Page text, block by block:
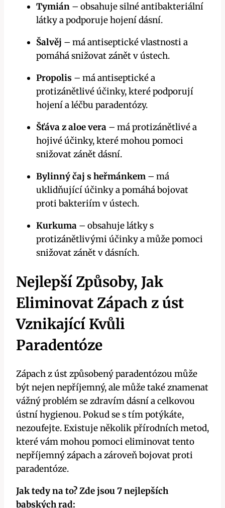
Tymián – obsahuje silné antibakteriální
látky a podporuje hojení dásní.
Šalvěj – má antiseptické vlastnosti a
pomáhá snižovat zánět v ústech.
Propolis – má antiseptické a
protizánětlivé účinky, které podporují
hojení a léčbu paradentózy.
Šťáva z aloe vera – má protizánětlivé a
hojivé účinky, které mohou pomoci
snižovat zánět dásní.
Bylinný čaj s heřmánkem – má
uklidňující účinky a pomáhá bojovat
proti bakteriím v ústech.
Kurkuma – obsahuje látky s
protizánětlivými účinky a může pomoci
snižovat zánět v dásních.
Nejlepší Způsoby, Jak
Eliminovat Zápach z úst
Vznikající Kvůli
Paradentóze
Zápach z úst způsobený paradentózou může
být nejen nepříjemný, ale může také znamenat
vážný problém se zdravím dásní a celkovou
ústní hygienou. Pokud se s tím potýkáte,
nezoufejte. Existuje několik přírodních metod,
které vám mohou pomoci eliminovat tento
nepříjemný zápach a zároveň bojovat proti
paradentóze.
Jak tedy na to? Zde jsou 7 nejlepších
babských rad: